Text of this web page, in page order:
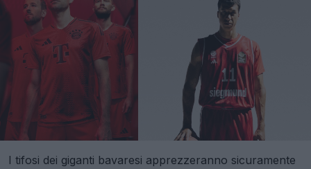
I tifosi dei giganti bavaresi apprezzeranno sicuramente